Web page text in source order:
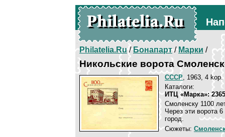
Philatelia.Ru/Бонапарт/Марки /
Никольские ворота
СССР, 1963, 4 kop.
Каталоги:
ИТЦ «Марка»: 2365
Смоленску 1100
Через эти ворота
город.
Сюжеты: